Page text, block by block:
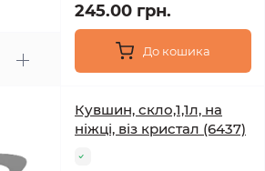
245.00 грн.
До кошика
Кувшин, скло,1,1л, на
ніжці, віз кристал (6437)